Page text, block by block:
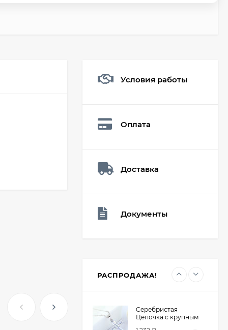
Условия работы
Оплата
Доставка
Документы
РАСПРОДАЖА!
19₽
Мешочек (5*7см)
Серебристая
Цепочка с крупным